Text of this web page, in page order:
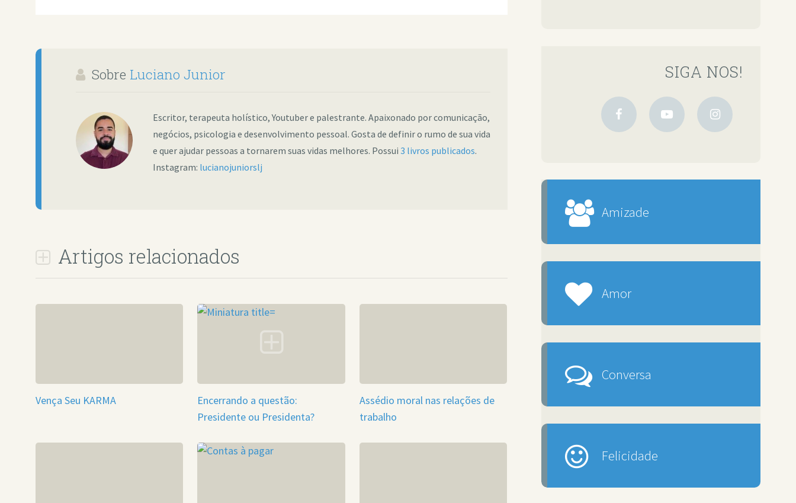
Sobre Luciano Junior
Escritor, terapeuta holístico, Youtuber e palestrante. Apaixonado por comunicação,
negócios, psicologia e desenvolvimento pessoal. Gosta de definir o rumo de sua vida
e quer ajudar pessoas a tornarem suas vidas melhores. Possui 3 livros publicados.
Instagram: lucianojuniorslj
Artigos relacionados
Vença Seu KARMA
Encerrando a questão:
Presidente ou Presidenta?
Assédio moral nas relações de
trabalho
SIGA NOS!
Amizade
Amor
Conversa
Felicidade